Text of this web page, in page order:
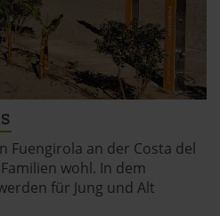
Fuengirola an der Costa del
wohl. In dem
für Jung und Alt